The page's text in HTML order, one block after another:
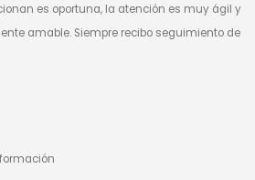
es oportuna, la atención es muy ágil y
amable. Siempre recibo seguimiento de